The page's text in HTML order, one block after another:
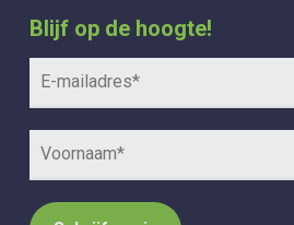
Blijf op de hoogte!